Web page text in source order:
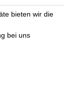
bieten wir die
bei uns